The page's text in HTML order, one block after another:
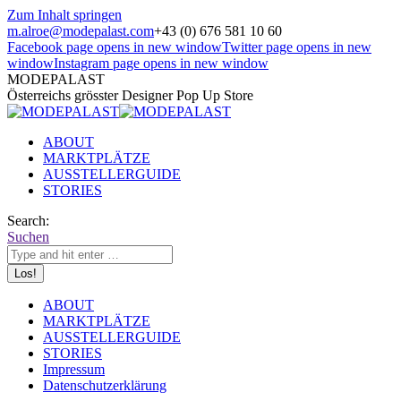
Zum Inhalt springen
m.alroe@modepalast.com+43 (0) 676 581 10 60
Facebook page opens in new windowTwitter page opens in new
windowInstagram page opens in new window
MODEPALAST
Österreichs grösster Designer Pop Up Store
ABOUT
MARKTPLÄTZE
AUSSTELLERGUIDE
STORIES
Search:
Suchen
ABOUT
MARKTPLÄTZE
AUSSTELLERGUIDE
STORIES
Impressum
Datenschutzerklärung